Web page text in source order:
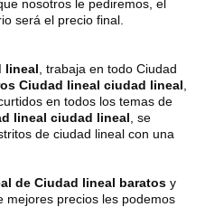
nosotros le pediremos, el
será el precio final.
lineal , trabaja en todo Ciudad
Ciudad lineal ciudad lineal
en todos los temas de
lineal ciudad lineal , se
de ciudad lineal con una
de Ciudad lineal baratos y
mejores precios les podemos